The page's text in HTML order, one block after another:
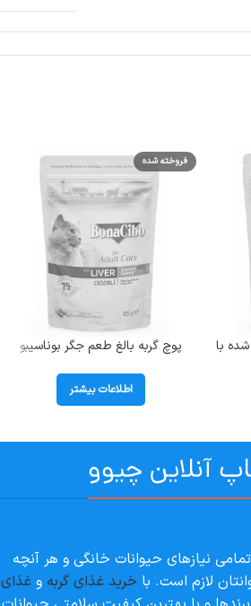
با
فروخته شده
پوچ گربه بالغ طعم جگر بوناسیبو
اطلاعات بیشتر
آنلاین چیوو
نیازهای حیوانات خانگی و هر آنچه
لازم است. با خرید غذای گربه و غذای